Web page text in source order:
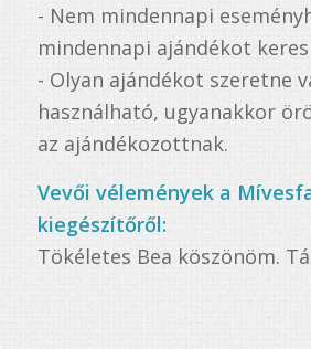
- Nem mindennapi
mindennapi ajándékot keres
- Olyan ajándékot szeretne
használható, ugyanakkor
az ajándékozottnak.
Vevői vélemények a
kiegészítőről:
Tökéletes Bea köszönöm.